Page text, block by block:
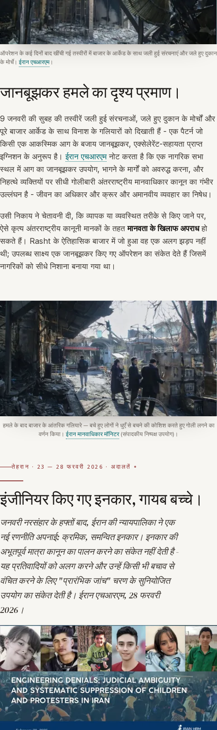
जानबूझकर हमले का दृश्य प्रमाण।
9 जनवरी की सुबह की तस्वीरें जली हुई संरचनाओं, जले हुए दुकान के मोर्चों और
पूरे बाजार आर्केड के साथ विनाश के गलियारों को दिखाती हैं - एक पैटर्न जो
किसी एक आकस्मिक आग के बजाय जानबूझकर, एक्सेलेरेंट-सहायता प्राप्त
इग्निशन के अनुरूप है।ईरान एचआरएमनोट करता है कि एक नागरिक सभा
स्थल में आग का जानबूझकर उपयोग, भागने के मार्गों को अवरुद्ध करना, और
निहत्थे व्यक्तियों पर सीधी गोलीबारी अंतरराष्ट्रीय मानवाधिकार कानून का गंभीर
उल्लंघन है - जीवन का अधिकार और क्रूर और अमानवीय व्यवहार का निषेध।
उसी निकाय ने चेतावनी दी, कि व्यापक या व्यवस्थित तरीके से किए जाने पर,
ऐसे कृत्य अंतरराष्ट्रीय कानूनी मानकों के तहतमानवता के खिलाफ अपराधहो
सकते हैं। Rasht के ऐतिहासिक बाजार में जो हुआ वह एक अलग झड़प नहीं
थी; उपलब्ध साक्ष्य एक जानबूझकर किए गए ऑपरेशन का संकेत देते हैं जिसमें
नागरिकों को सीधे निशाना बनाया गया था।
ऑपरेशन के कई दिनों बाद खींची गई तस्वीरों में बाजार के आर्केड के साथ जली हुई संरचनाएं और जले हुए दुकान
के मोर्चे। ईरान एचआरएम।
हमले के बाद बाजार के आंतरिक गलियारे — बचे हुए लोगों ने धुएँ से बचने की कोशिश करते हुए गोली लगने का
वर्णन किया। ईरान मानवाधिकार मॉनिटर(संपादकीय निष्पक्ष उपयोग)।
तेहरान · 23 — 28 फरवरी 2026 · अदालतें
इंजीनियर किए गए इनकार, गायब बच्चे।
जनवरी नरसंहार के हफ्तों बाद, ईरान की न्यायपालिका ने एक
नई रणनीति अपनाई: क्रमिक, समन्वित इनकार। इनकार की
अभूतपूर्व मात्रा कानून का पालन करने का संकेत नहीं देती है -
यह प्रतिवादियों को अलग करने और उन्हें किसी भी बचाव से
वंचित करने के लिए "प्रारंभिक जांच" चरण के सुनियोजित
उपयोग का संकेत देती है। ईरान एचआरएम, 28 फरवरी
2026 ।